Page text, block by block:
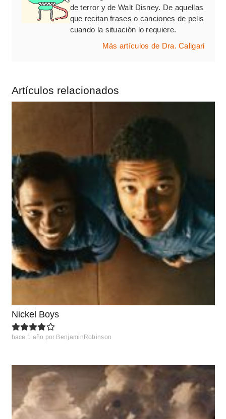
de terror y de Walt Disney. De aquellas
que recitan frases o canciones de pelis
cuando la situación lo requiere.
Más artículos de Dra. Caligari
Artículos relacionados
Nickel Boys
hace 1 año por BenjaminRobinson